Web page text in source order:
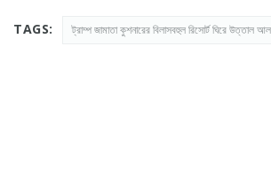
TAGS: ট্রাম্প জামাতা কুশনারের বিলাসবহুল রিসোর্ট ঘিরে উত্তাল